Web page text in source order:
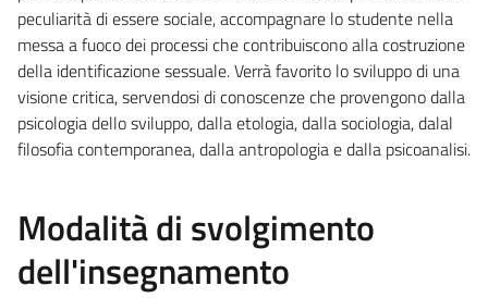
peculiarità di essere sociale, accompagnare lo studente nella
messa a fuoco dei processi che contribuiscono alla costruzione
della identificazione sessuale. Verrà favorito lo sviluppo di una
visione critica, servendosi di conoscenze che provengono dalla
psicologia dello sviluppo, dalla etologia, dalla sociologia, dalal
filosofia contemporanea, dalla antropologia e dalla psicoanalisi.
Modalità di svolgimento
dell'insegnamento